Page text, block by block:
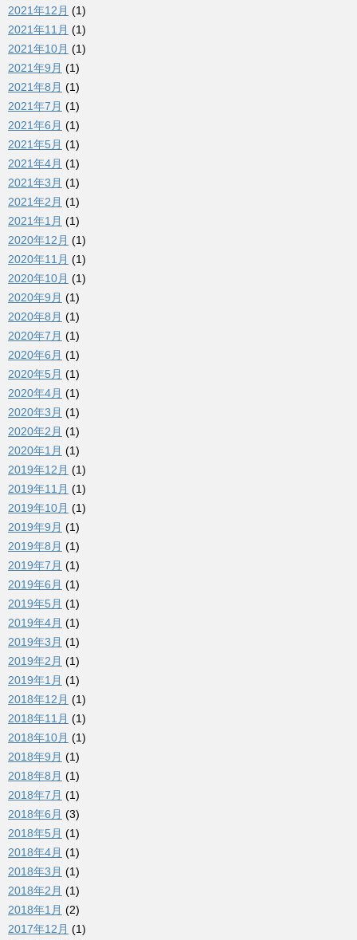
2021年12月 (1)
2021年11月 (1)
2021年10月 (1)
2021年9月 (1)
2021年8月 (1)
2021年7月 (1)
2021年6月 (1)
2021年5月 (1)
2021年4月 (1)
2021年3月 (1)
2021年2月 (1)
2021年1月 (1)
2020年12月 (1)
2020年11月 (1)
2020年10月 (1)
2020年9月 (1)
2020年8月 (1)
2020年7月 (1)
2020年6月 (1)
2020年5月 (1)
2020年4月 (1)
2020年3月 (1)
2020年2月 (1)
2020年1月 (1)
2019年12月 (1)
2019年11月 (1)
2019年10月 (1)
2019年9月 (1)
2019年8月 (1)
2019年7月 (1)
2019年6月 (1)
2019年5月 (1)
2019年4月 (1)
2019年3月 (1)
2019年2月 (1)
2019年1月 (1)
2018年12月 (1)
2018年11月 (1)
2018年10月 (1)
2018年9月 (1)
2018年8月 (1)
2018年7月 (1)
2018年6月 (3)
2018年5月 (1)
2018年4月 (1)
2018年3月 (1)
2018年2月 (1)
2018年1月 (2)
2017年12月 (1)